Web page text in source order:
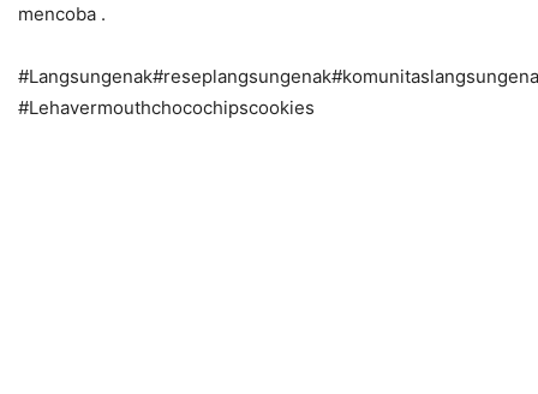
mencoba .
#Lehavermouthchocochipscookies